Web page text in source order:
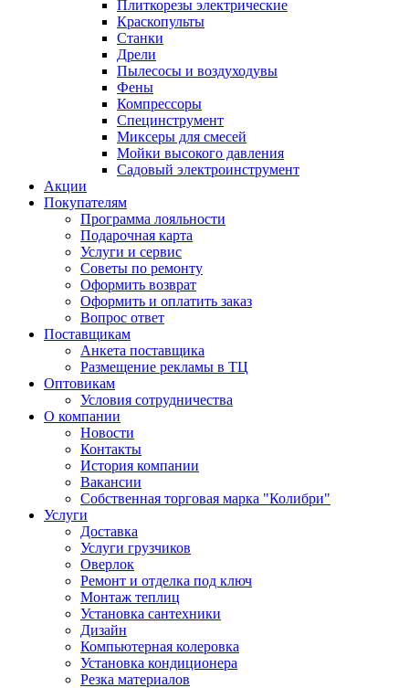
Плиткорезы электрические
Краскопульты
Станки
Дрели
Пылесосы и воздуходувы
Фены
Компрессоры
Специнструмент
Миксеры для смесей
Мойки высокого давления
Садовый электроинструмент
Акции
Покупателям
Программа лояльности
Подарочная карта
Услуги и сервис
Советы по ремонту
Оформить возврат
Оформить и оплатить заказ
Вопрос ответ
Поставщикам
Анкета поставщика
Размещение рекламы в ТЦ
Оптовикам
Условия сотрудничества
О компании
Новости
Контакты
История компании
Вакансии
Собственная торговая марка "Колибри"
Услуги
Доставка
Услуги грузчиков
Оверлок
Ремонт и отделка под ключ
Монтаж теплиц
Установка сантехники
Дизайн
Компьютерная колеровка
Установка кондиционера
Резка материалов